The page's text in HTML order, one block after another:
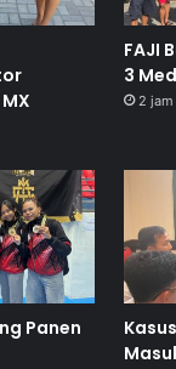
FAJI
3
2
Panen